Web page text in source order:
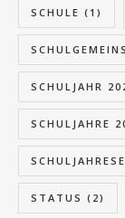
SCHULE (1)
SCHULJAHR
SCHULJAHRE
STATUS (2)